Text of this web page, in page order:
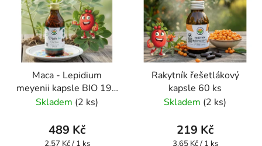
Maca - Lepidium
meyenii kapsle BIO 190
ks
Skladem (2 ks)
489 Kč
Měrná
2,57 Kč / 1 ks
Rakytník řešetlákový
kapsle 60 ks
Skladem (2 ks)
219 Kč
Měrná
3,65 Kč / 1 ks